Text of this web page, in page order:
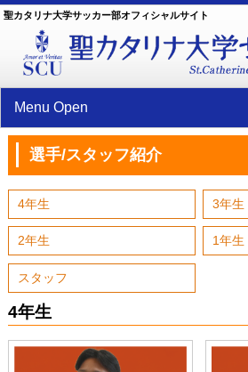
聖カタリナ大学サッカー部オフィシャルサイト
Menu Open
TOP
ニュース
試合情報
スケジュール
選手/スタッフ紹介
部員ブログ
選手/スタッフ紹介
4年生 3年生
2年生 1年生
スタッフ
4年生